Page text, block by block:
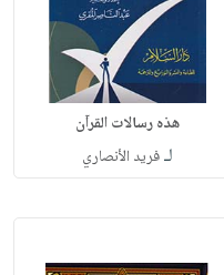
هذه رسالات القرآن
لـفريد الأنصاري